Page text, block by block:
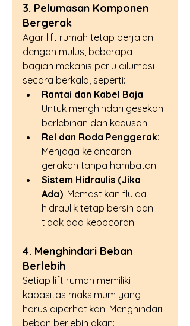
3. Pelumasan Komponen
Bergerak
Agar lift rumah tetap berjalan
dengan mulus, beberapa
bagian mekanis perlu dilumasi
secara berkala, seperti:
Rantai dan Kabel Baja:
Untuk menghindari gesekan
berlebihan dan keausan.
Rel dan Roda Penggerak:
Menjaga kelancaran
gerakan tanpa hambatan.
Sistem Hidraulis (Jika
Ada): Memastikan fluida
hidraulik tetap bersih dan
tidak ada kebocoran.
4. Menghindari Beban
Berlebih
Setiap lift rumah memiliki
kapasitas maksimum yang
harus diperhatikan. Menghindari
beban berlebih akan: